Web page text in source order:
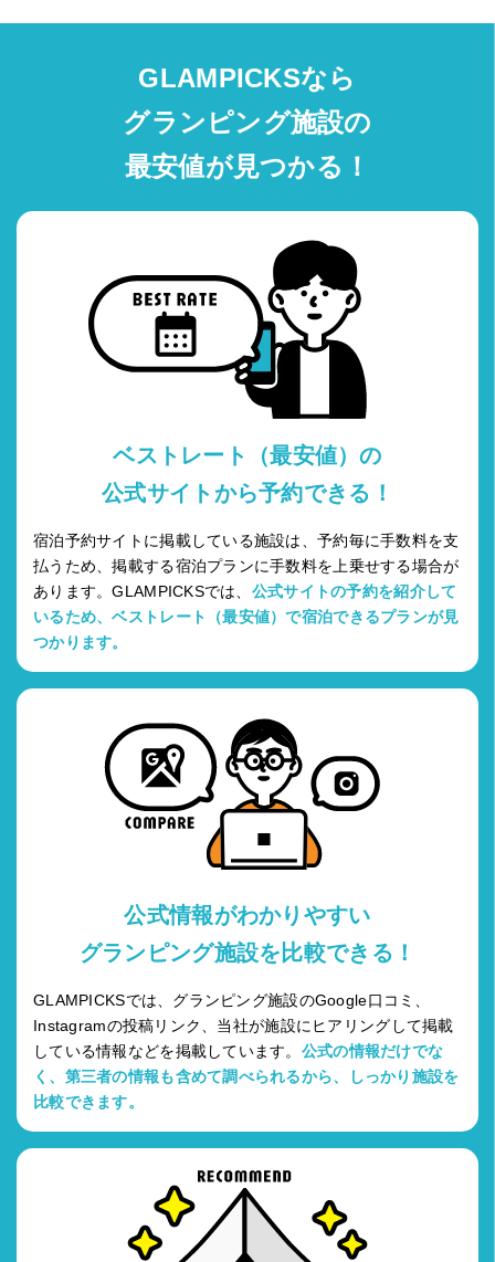
GLAMPICKSなら
グランピング施設の
最安値が見つかる！
ベストレート（最安値）の
公式サイトから予約できる！
宿泊予約サイトに掲載している施設は、予約毎に手数料を支
払うため、掲載する宿泊プランに手数料を上乗せする場合が
あります。GLAMPICKSでは、 公式サイトの予約を紹介して
いるため、ベストレート（最安値）で宿泊できるプランが見
つかります。
公式情報がわかりやすい
グランピング施設を比較できる！
GLAMPICKSでは、グランピング施設のGoogle口コミ、
Instagramの投稿リンク、当社が施設にヒアリングして掲載
している情報などを掲載しています。 公式の情報だけでな
く、第三者の情報も含めて調べられるから、しっかり施設を
比較できます。